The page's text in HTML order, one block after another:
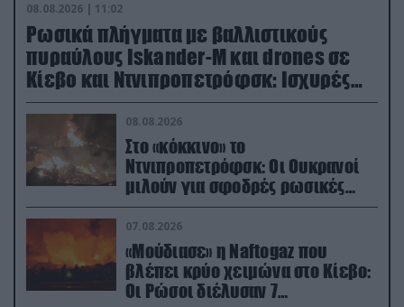
08.08.2026 | 11:02
Ρωσικά πλήγματα με βαλλιστικούς
πυραύλους Iskander-M και drones σε
Κίεβο και Ντνιπροπετρόφσκ: Ισχυρές
εκρήξεις
08.08.2026
Στο «κόκκινο» το
Ντνιπροπετρόφσκ: Οι Ουκρανοί
μιλούν για σφοδρές ρωσικές
επιθέσεις σε όλη την επικράτεια
07.08.2026
«Μούδιασε» η Naftogaz που
βλέπει κρύο χειμώνα στο Κίεβο:
Οι Ρώσοι διέλυσαν 7